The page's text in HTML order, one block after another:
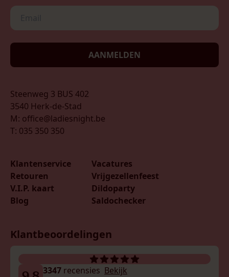
AANMELDEN
Steenweg 3 BUS 402
3540 Herk-de-Stad
M: office@ladiesnight.be
T: 035 350 350
Klantenservice
Retouren
V.I.P. kaart
Blog
Vacatures
Vrijgezellenfeest
Dildoparty
Saldochecker
Klantbeoordelingen
3347 recensies Bekijk